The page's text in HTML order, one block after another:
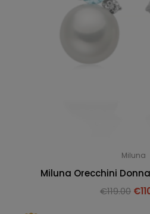
Miluna
Miluna Orecchini
€119.00 €